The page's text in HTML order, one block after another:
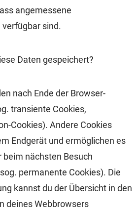
angemessene
sind.
Daten gespeichert?
nach Ende der Browser-
transiente Cookies,
Cookies). Andere Cookies
Endgerät und ermöglichen es
beim nächsten Besuch
permanente Cookies). Die
kannst du der Übersicht in den
deines Webbrowsers